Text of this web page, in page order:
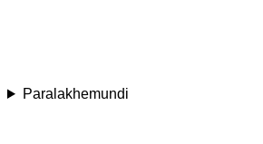
Paralakhemundi